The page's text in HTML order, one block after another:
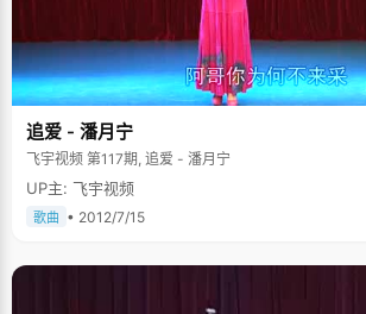
追爱 - 潘月宁
飞宇视频 第117期, 追爱 - 潘月宁
UP主: 飞宇视频
歌曲 • 2012/7/15